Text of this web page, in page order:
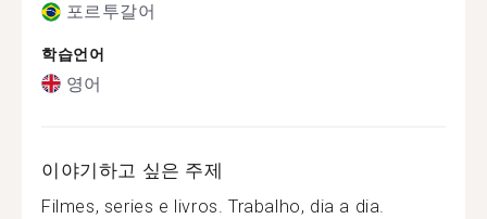
포르투갈어
학습언어
영어
이야기하고 싶은 주제
Filmes, series e livros. Trabalho, dia a dia.